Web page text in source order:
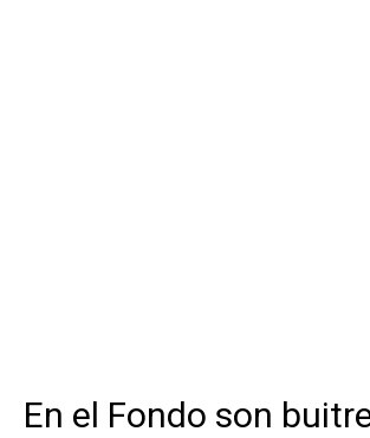
En el Fondo son